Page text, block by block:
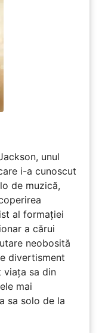
unul
i-a cunoscut
de muzică,
al formației
a cărui
neobosită
divertisment
viața sa din
mai
sa solo de la